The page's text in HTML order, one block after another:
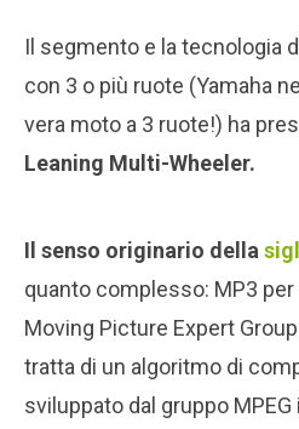
Il segmento e la tecnologia
con 3 o più ruote (Yamaha
vera moto a 3 ruote!) ha
Leaning Multi-Wheeler.
Il senso originario della
quanto complesso: MP3
Moving Picture Expert
tratta di un algoritmo di
sviluppato dal gruppo